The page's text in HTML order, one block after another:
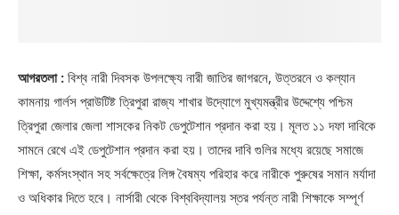
আগরতলা : বিশ্ব নারী দিবসক উপলক্ষ্যে নারী জাতির জাগরনে, উত্তরনে ও কল্যান
কামনায় গার্লস প্রাউটিষ্ট ত্রিপুরা রাজ্য শাখার উদ্যোগে মুখ্যমন্ত্রীর উদ্দেশ্যে পশ্চিম
ত্রিপুরা জেলার জেলা শাসকের নিকট ডেপুটেশান প্রদান করা হয়। মূলত ১১ দফা দাবিকে
সামনে রেখে এই ডেপুটেশান প্রদান করা হয়। তাদের দাবি গুলির মধ্যে রয়েছে সমাজে
শিক্ষা, কর্মসংস্থান সহ সর্বক্ষেত্রে লিঙ্গ বৈষম্য পরিহার করে নারীকে পুরুষের সমান মর্যাদা
ও অধিকার দিতে হবে। নার্সারী থেকে বিশ্ববিদ্যালয় স্তর পর্যন্ত নারী শিক্ষাকে সম্পূর্ণ